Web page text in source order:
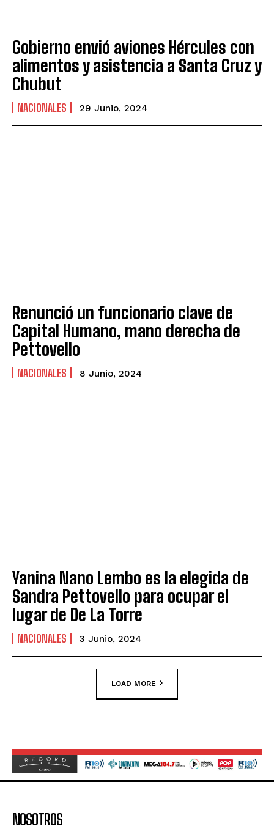
Gobierno envió aviones Hércules con
alimentos y asistencia a Santa Cruz y
Chubut
NACIONALES 29 Junio, 2024
Renunció un funcionario clave de
Capital Humano, mano derecha de
Pettovello
NACIONALES 8 Junio, 2024
Yanina Nano Lembo es la elegida de
Sandra Pettovello para ocupar el
lugar de De La Torre
NACIONALES 3 Junio, 2024
LOAD MORE
NOSOTROS